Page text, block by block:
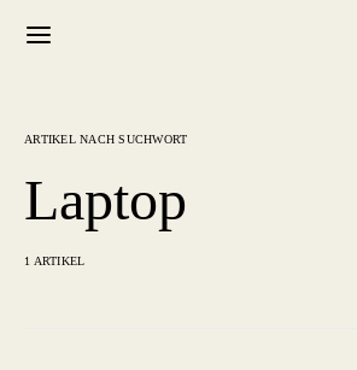
ARTIKEL NACH SUCHWORT
Laptop
1 ARTIKEL